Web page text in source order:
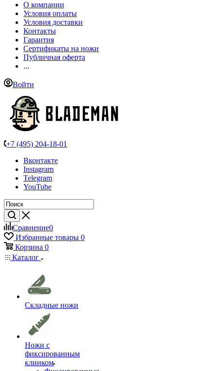
О компании
Условия оплаты
Условия доставки
Контакты
Гарантия
Сертификаты на ножи
Публичная оферта
...
Войти
+7 (495) 204-18-01
Вконтакте
Instagram
Telegram
YouTube
Сравнение0
Избранные товары 0
Корзина 0
Каталог
Складные ножи
Ножи с
фиксированным
клинком